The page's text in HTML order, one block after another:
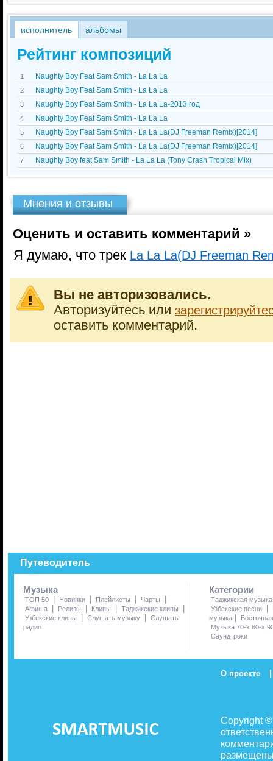
исполнитель альбомы
Рейтинг композиций
1 Naughty Boy Feat Sam Smith - La La La
2 Naughty Boy Feat Sam Smith - La La La
3 Naughty Boy Feat Sam Smith - La La La-2013 год
4 Naughty Boy Feat Sam Smith - La La La
5 Naughty Boy Feat Sam Smith - La La La(DJ Freeman Remix)[2014]
6 Naughty Boy Feat Sam Smith - La La La(DJ Freeman Remix)[2014]
7 Naughty Boy feat Sam Smith - La La La (Tony Crash Tropical Mix)
Мнения и отзывы
Оценить и оставить комментарий »
Я думаю, что трек La La La(DJ Freeman
Вы не авторизовались.
Авторизуйтесь или
оставить комментарий.
Путеводитель
Музыка
ТОП 50 | Новинки | Плейлисты | Чарты |
Афиша | Релизы | Клипы | Таджикские клипы |
Узбекские клипы | Слушать музыку | Слушать
радио
Категории
Таджикская музыка
Узбекские песни
|
музыка |
Музыка 70-х 80-х
Саундтреки
О проекте |
Copyright
размещены